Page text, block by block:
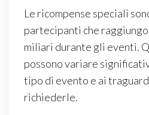
Le ricompense speciali
partecipanti che
miliari durante gli eventi.
possono variare
tipo di evento e ai
richiederle.